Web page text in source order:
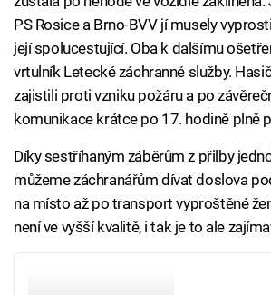
PS Rosice a Brno-BVV jí musely
její spolucestující. Oba k dalšímu
vrtulník Letecké záchranné služby.
zajistili proti vzniku požáru a po
komunikace krátce po 17. hodině plně
Díky sestříhaným záběrům z přilby
můžeme záchranářům dívat doslova
na místo až po transport vyproštěné
není ve vyšší kvalitě, i tak je to ale